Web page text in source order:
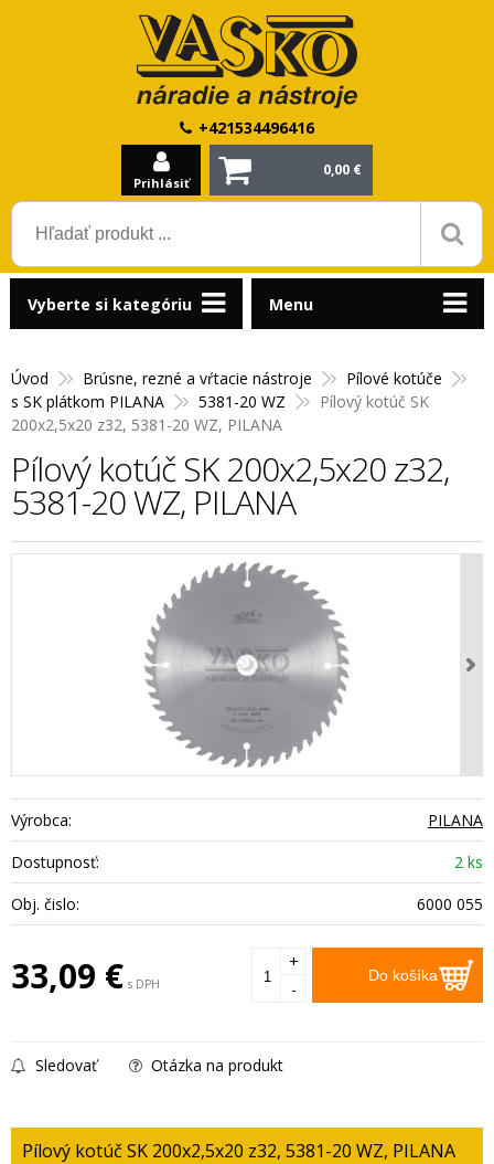
+421534496416
Prihlásiť
0,00 €
Úvod Brúsne, rezné a vŕtacie nástroje
Pílové kotúče
s SK plátkom PILANA
5381-20 WZ
Pílový kotúč SK
200x2,5x20 z32, 5381-20 WZ, PILANA
Pílový kotúč SK 200x2,5x20 z32,
5381-20 WZ, PILANA
Výrobca:
PILANA
Dostupnosť:
2 ks
Obj. čislo:
6000 055
33,09 € s DPH Do košíka
+
-
Sledovať Otázka na produkt
Pílový kotúč SK 200x2,5x20 z32, 5381-20 WZ, PILANA
Vyberte si kategóriu Menu